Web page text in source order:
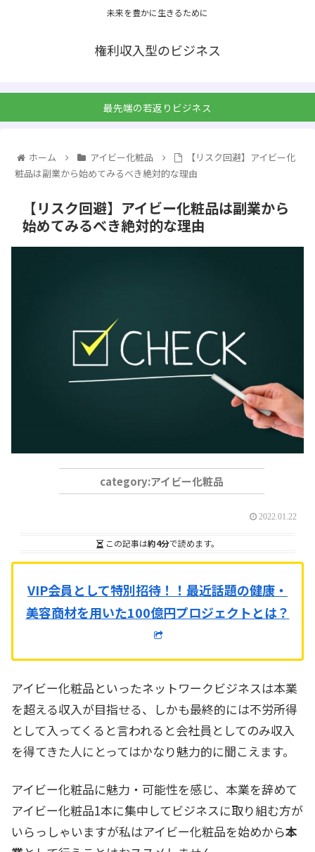
未来を豊かに生きるために
権利収入型のビジネス
最先端の若返りビジネス
ホーム アイビー化粧品
【リスク回避】アイビー化
粧品は副業から始めてみるべき絶対的な理由
【リスク回避】アイビー化粧品は副業から
始めてみるべき絶対的な理由
アイビー化粧品
2022.01.22
この記事は約4分で読めます。
VIP会員として特別招待！！ 最近話題の健康・
美容商材を用いた100億円プロジェクトとは？
アイビー化粧品といったネットワークビジネスは本業
を超える収入が目指せる、しかも最終的には不労所得
として入ってくると言われると会社員としてのみ収入
を得てきた人にとってはかなり魅力的に聞こえます。
アイビー化粧品に魅力・可能性を感じ、本業を辞めて
アイビー化粧品1本に集中してビジネスに取り組む方が
いらっしゃいますが私はアイビー化粧品を始めから本